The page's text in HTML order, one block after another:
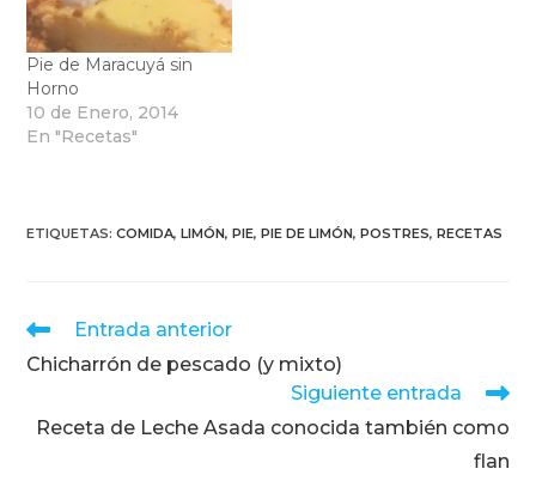
Pie de Maracuyá sin
Horno
10 de Enero, 2014
En "Recetas"
ETIQUETAS:COMIDA, LIMÓN, PIE, PIE DE LIMÓN, POSTRES, RECETAS
Leer
artículos
Entrada anterior
Chicharrón de pescado (y mixto)
Siguiente entrada
Receta de Leche Asada conocida también como
flan